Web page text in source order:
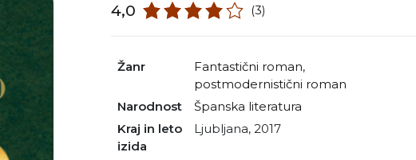
4,0 (3)
Žanr fantastični roman,
postmodernistični roman
Narodnost
španska literatura
Kraj in leto
izida
Ljubljana, 2017